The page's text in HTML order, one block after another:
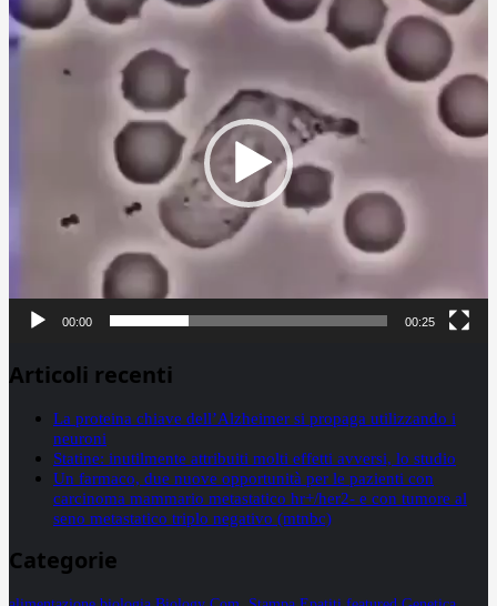
Player
00:00 00:25
Articoli recenti
La proteina chiave dell’Alzheimer si propaga utilizzando i
neuroni
Statine: inutilmente attribuiti molti effetti avversi, lo studio
Un farmaco, due nuove opportunità per le pazienti con
carcinoma mammario metastatico hr+/her2- e con tumore al
seno metastatico triplo negativo (mtnbc)
Categorie